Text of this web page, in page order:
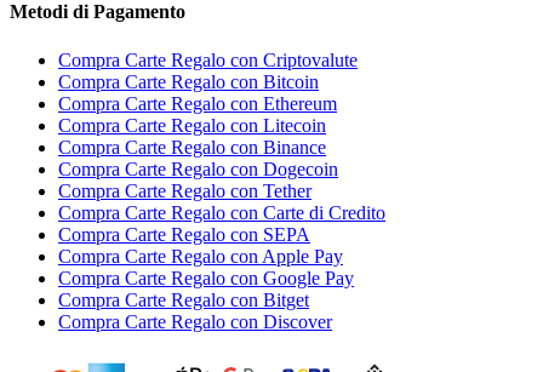
Metodi di Pagamento
Compra Carte Regalo con Criptovalute
Compra Carte Regalo con Bitcoin
Compra Carte Regalo con Ethereum
Compra Carte Regalo con Litecoin
Compra Carte Regalo con Binance
Compra Carte Regalo con Dogecoin
Compra Carte Regalo con Tether
Compra Carte Regalo con Carte di Credito
Compra Carte Regalo con SEPA
Compra Carte Regalo con Apple Pay
Compra Carte Regalo con Google Pay
Compra Carte Regalo con Bitget
Compra Carte Regalo con Discover